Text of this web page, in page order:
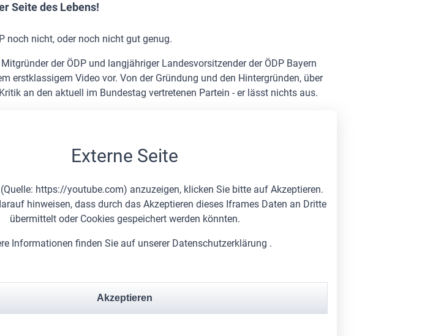
Seite des Lebens!
noch nicht, oder noch nicht gut genug.
Mitgründer der ÖDP und langjähriger Landesvorsitzender der ÖDP Bayern
erstklassigem Video vor. Von der Gründung und den Hintergründen, über
an den aktuell im Bundestag vertretenen Partein - er lässt nichts aus.
Externe Seite
https://youtube.com) anzuzeigen, klicken Sie bitte auf Akzeptieren.
hinweisen, dass durch das Akzeptieren dieses Iframes Daten an Dritte
übermittelt oder Cookies gespeichert werden könnten.
Informationen finden Sie auf unserer Datenschutzerklärung .
Akzeptieren